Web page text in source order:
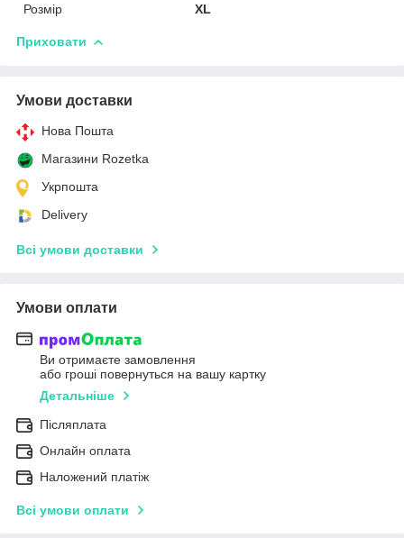
Розмір
XL
Приховати
Умови доставки
Нова Пошта
Магазини Rozetka
Укрпошта
Delivery
Всі умови доставки
Умови оплати
Ви отримаєте замовлення
або гроші повернуться на вашу картку
Детальніше
Післяплата
Онлайн оплата
Наложений платіж
Всі умови оплати